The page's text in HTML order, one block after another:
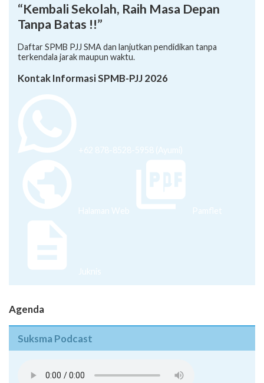
“Kembali Sekolah, Raih Masa Depan
Tanpa Batas !!”
Daftar SPMB PJJ SMA dan lanjutkan pendidikan tanpa
terkendala jarak maupun waktu.
Kontak Informasi SPMB-PJJ 2026
+62 878-8528-5958 (Ayumi)
Halaman Web Pamflet
Juknis
Agenda
Suksma Podcast